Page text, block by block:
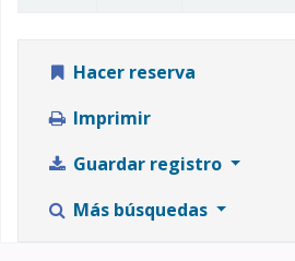
Hacer reserva
Imprimir
Guardar registro
Más búsquedas